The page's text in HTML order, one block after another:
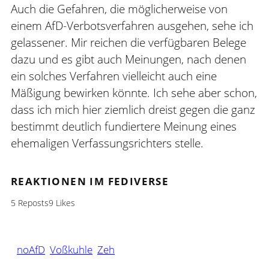
Auch die Gefahren, die möglicherweise von
einem AfD-Verbotsverfahren ausgehen, sehe ich
gelassener. Mir reichen die verfügbaren Belege
dazu und es gibt auch Meinungen, nach denen
ein solches Verfahren vielleicht auch eine
Mäßigung bewirken könnte. Ich sehe aber schon,
dass ich mich hier ziemlich dreist gegen die ganz
bestimmt deutlich fundiertere Meinung eines
ehemaligen Verfassungsrichters stelle.
REAKTIONEN IM FEDIVERSE
5 Reposts9 Likes
noAfD Voßkuhle Zeh